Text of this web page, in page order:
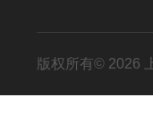
版权所有© 2026